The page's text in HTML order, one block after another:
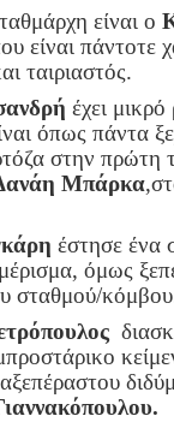
είναι ο
είναι πάντοτε
ταιριαστός.
έχει
όπως πάντα
στην πρώτη
Μπάρκα
έστησε ένα
όμως
σταθμού/